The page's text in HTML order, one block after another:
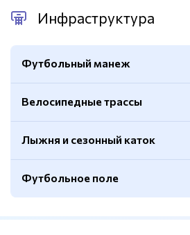
Инфраструктура
Футбольный манеж
Размер
22х85м.
Покрытие
Искусственный газон
Велосипедные трассы
Лыжня и сезонный каток
Футбольное поле